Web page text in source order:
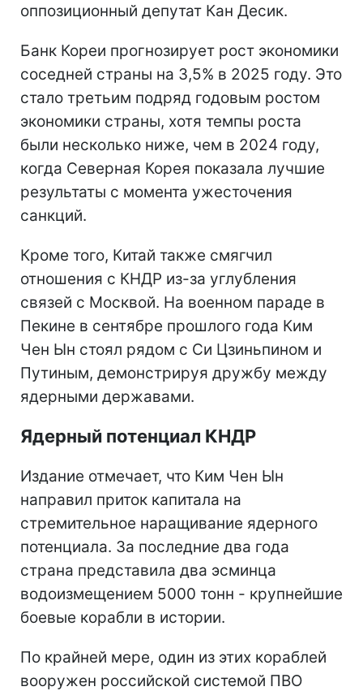
оппозиционный депутат Кан Десик.
Банк Кореи прогнозирует рост экономики
соседней страны на 3,5% в 2025 году. Это
стало третьим подряд годовым ростом
экономики страны, хотя темпы роста
были несколько ниже, чем в 2024 году,
когда Северная Корея показала лучшие
результаты с момента ужесточения
санкций.
Кроме того, Китай также смягчил
отношения с КНДР из-за углубления
связей с Москвой. На военном параде в
Пекине в сентябре прошлого года Ким
Чен Ын стоял рядом с Си Цзиньпином и
Путиным, демонстрируя дружбу между
ядерными державами.
Ядерный потенциал КНДР
Издание отмечает, что Ким Чен Ын
направил приток капитала на
стремительное наращивание ядерного
потенциала. За последние два года
страна представила два эсминца
водоизмещением 5000 тонн - крупнейшие
боевые корабли в истории.
По крайней мере, один из этих кораблей
вооружен российской системой ПВО